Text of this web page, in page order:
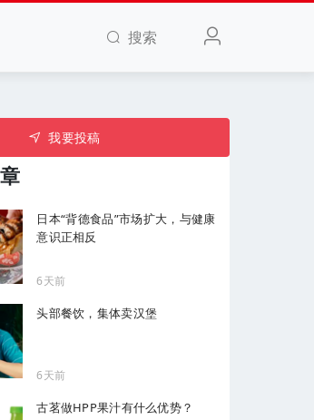
搜索
我要投稿
日本“背德食品”市场扩大，与健康
意识正相反
6天前
头部餐饮，集体卖汉堡
6天前
古茗做HPP果汁有什么优势？